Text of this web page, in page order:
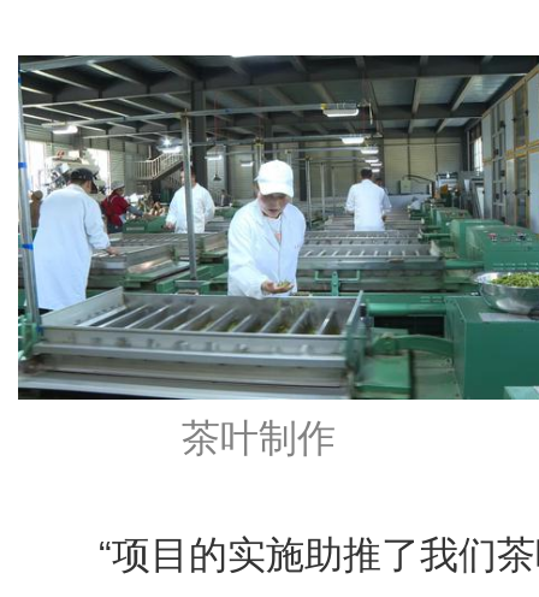
茶叶制作
“项目的实施助推了我们茶